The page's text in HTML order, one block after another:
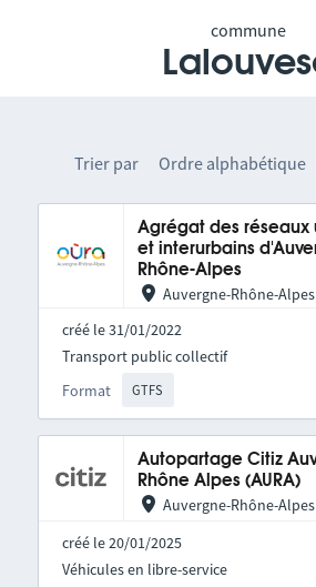
commune
Trier par Ordre alphabétique
Agrégat des réseaux
et interurbains
Rhône-Alpes
Auvergne-Rhône-Alpes
créé le 31/01/2022
Format GTFS
Transport public collectif
Autopartage Citiz
Rhône Alpes (AURA)
Auvergne-Rhône-Alpes
créé le 20/01/2025
Véhicules en libre-service